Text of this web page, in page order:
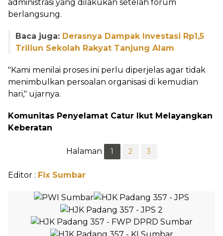
administrasi yang dilakukan setelah forum
berlangsung.
Baca juga: Derasnya Dampak Investasi Rp1,5
Triliun Sekolah Rakyat Tanjung Alam
"Kami menilai proses ini perlu diperjelas agar tidak
menimbulkan persoalan organisasi di kemudian
hari," ujarnya.
Komunitas Penyelamat Catur Ikut Melayangkan
Keberatan
Halaman 1 2 3
Editor : Fix Sumbar